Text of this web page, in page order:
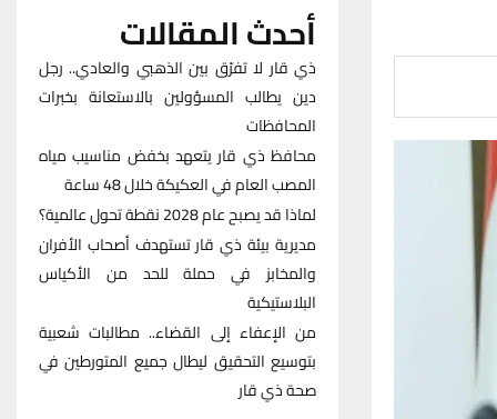
أحدث المقالات
ذي قار لا تفرّق بين الذهبي والعادي.. رجل
دين يطالب المسؤولين بالاستعانة بخبرات
المحافظات
محافظ ذي قار يتعهد بخفض مناسيب مياه
المصب العام في العكيكة خلال 48 ساعة
لماذا قد يصبح عام 2028 نقطة تحول عالمية؟
مديرية بيئة ذي قار تستهدف أصحاب الأفران
والمخابز في حملة للحد من الأكياس
البلاستيكية
من الإعفاء إلى القضاء.. مطالبات شعبية
بتوسيع التحقيق ليطال جميع المتورطين في
صحة ذي قار